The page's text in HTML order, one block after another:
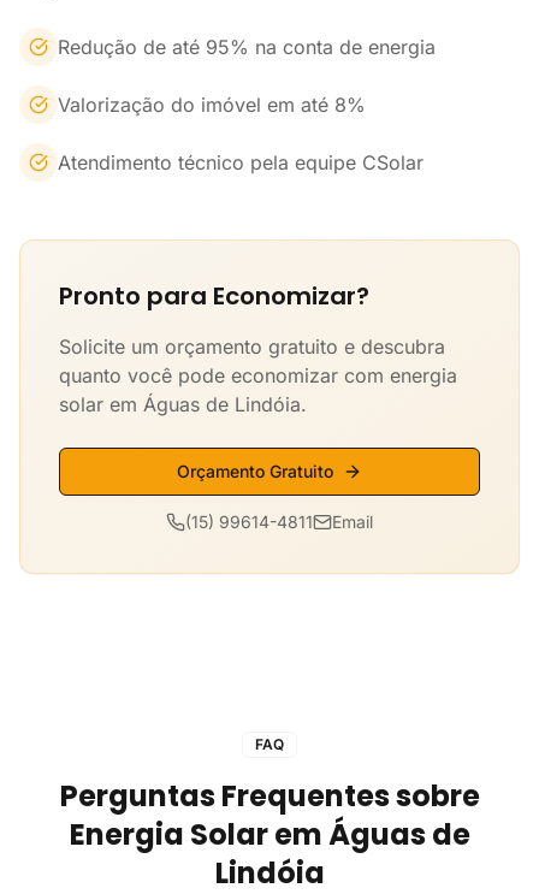
Redução de até 95% na conta de energia
Valorização do imóvel em até 8%
Atendimento técnico pela equipe CSolar
Pronto para Economizar?
Solicite um orçamento gratuito e descubra
quanto você pode economizar com energia
solar em Águas de Lindóia.
Orçamento Gratuito
(15) 99614-4811 Email
FAQ
Perguntas Frequentes sobre
Energia Solar em Águas de
Lindóia